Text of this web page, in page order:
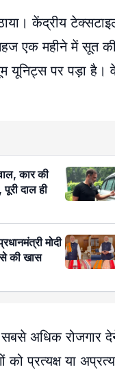
केंद्रीय
एक महीने में सूत
यूनिट्स पर पड़ा
कार की
दाल ही
मोदी
से की खास
अधिक रोजगार
प्रत्यक्ष या